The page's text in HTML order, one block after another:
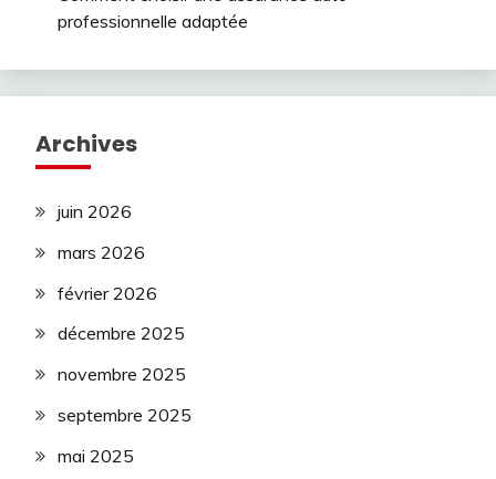
professionnelle adaptée
Archives
juin 2026
mars 2026
février 2026
décembre 2025
novembre 2025
septembre 2025
mai 2025